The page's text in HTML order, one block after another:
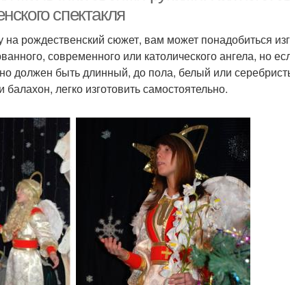
спектакля
рождественский сюжет, вам может понадобиться
современного или католического ангела, но
должен быть длинный, до пола, белый или
легко изготовить самостоятельно.